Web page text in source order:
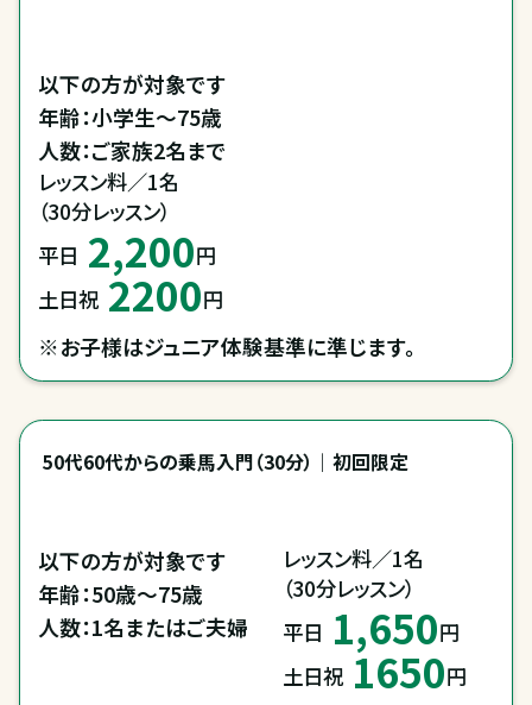
以下の方が対象です
年齢：小学生～75歳
人数：ご家族2名まで
レッスン料／1名
（30分レッスン）
平日 2,200円
土日祝 2200円
※お子様はジュニア体験基準に準じます。
50代60代からの乗馬入門（30分）｜初回限定
以下の方が対象です
年齢：50歳～75歳
人数：1名またはご夫婦
レッスン料／1名
（30分レッスン）
平日 1,650円
土日祝 1650円